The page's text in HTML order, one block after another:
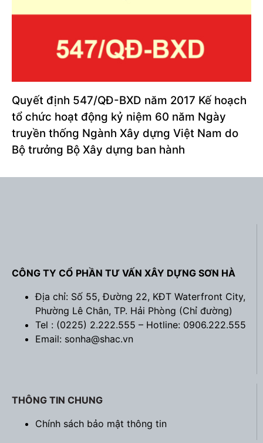
Quyết định 547/QĐ-BXD năm 2017 Kế hoạch
tổ chức hoạt động kỷ niệm 60 năm Ngày
truyền thống Ngành Xây dựng Việt Nam do
Bộ trưởng Bộ Xây dựng ban hành
CÔNG TY CỔ PHẦN TƯ VẤN XÂY DỰNG SƠN HÀ
Địa chỉ: Số 55, Đường 22, KĐT Waterfront City,
Phường Lê Chân, TP. Hải Phòng (Chỉ đường)
Tel : (0225) 2.222.555 – Hotline: 0906.222.555
Email: sonha@shac.vn
THÔNG TIN CHUNG
Chính sách bảo mật thông tin